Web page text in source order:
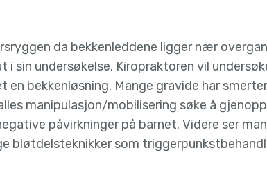
da bekkenleddene ligger nær
sin undersøkelse. Kiropraktoren vil
bekkenløsning. Mange gravide har
manipulasjon/mobilisering søke å
påvirkninger på barnet. Videre ser
bløtdelsteknikker som